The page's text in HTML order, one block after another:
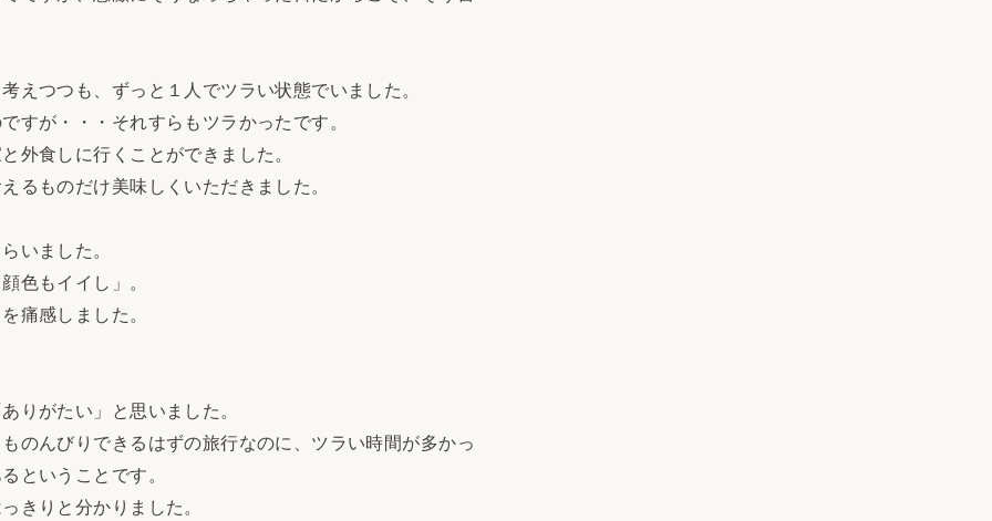
つつも、ずっと１人でツラい状態でいました。
が・・・それすらもツラかったです。
食しに行くことができました。
ものだけ美味しくいただきました。
いました。
色もイイし」。
痛感しました。
がたい」と思いました。
んびりできるはずの旅行なのに、ツラい時間が多かっ
ということです。
きりと分かりました。